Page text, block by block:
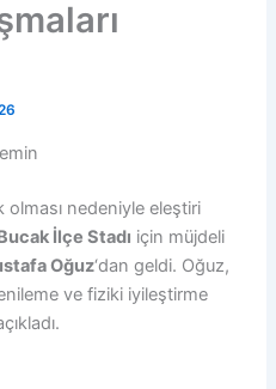
nedeniyle eleştiri
İlçe Stadı için müjdeli
Oğuz‘dan geldi. Oğuz,
ve fiziki iyileştirme